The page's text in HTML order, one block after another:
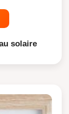
solaire